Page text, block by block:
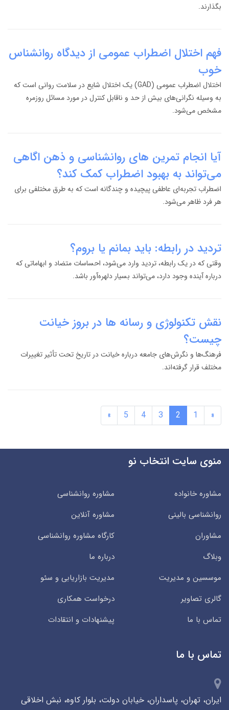
بگذارند.
فهم اختلال اضطراب عمومی از دیدگاه روانشناس
خوب
اختلال اضطراب عمومی (GAD) یک اختلال شایع در سلامت روانی است که
به وسیله نگرانی‌های بیش از حد و ناقابل کنترل در مورد مسائل روزمره
مشخص می‌شود.
آیا انجام تمرین های روانشناسی و ذهن اگاهی
می‌تواند به بهبود اضطراب کمک کند؟
اضطراب تجربه‌ای عاطفی پیچیده و چندگانه است که به طرق مختلفی برای
هر فرد ظاهر می‌شود.
تردید در رابطه: باید بمانم یا بروم؟
وقتی که در یک رابطه، تردید وارد می‌شود، احساسات متضاد و ابهاماتی که
درباره آینده وجود دارد، می‌تواند بسیار دلهره‌آور باشد.
نقش تکنولوژی و رسانه ها در بروز خیانت
چیست؟
فرهنگ‌ها و نگرش‌های جامعه درباره خیانت در تاریخ تحت تأثیر تغییرات
مختلف قرار گرفته‌اند.
«
1
2
3
4
5
»
منوی سایت انتخاب نو
مشاوره خانواده
مشاوره روانشناسی
روانشناسی بالینی
مشاوره آنلاین
مشاوران
کارگاه مشاوره روانشناسی
وبلاگ
درباره ما
موسسین و مدیریت
مدیریت بازاریابی و سئو
گالری تصاویر
درخواست همکاری
تماس با ما
پیشنهادات و انتقادات
تماس با ما
ایران، تهران، پاسداران، خیابان دولت، بلوار کاوه، نبش اخلاقی